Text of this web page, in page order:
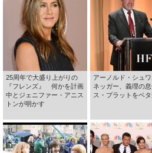
25周年で大盛り上がりの
『フレンズ』 何かを計画
中とジェニファー・アニス
トンが明かす
アーノルド・シュワ
ネッガー、義理の息
ス・プラットをベタ